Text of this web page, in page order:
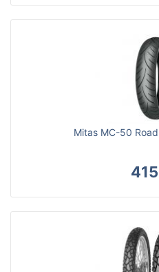
Mitas MC-50